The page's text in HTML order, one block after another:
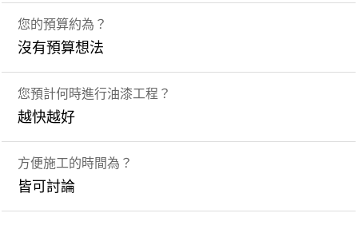
您的預算約為？
沒有預算想法
您預計何時進行油漆工程？
越快越好
方便施工的時間為？
皆可討論